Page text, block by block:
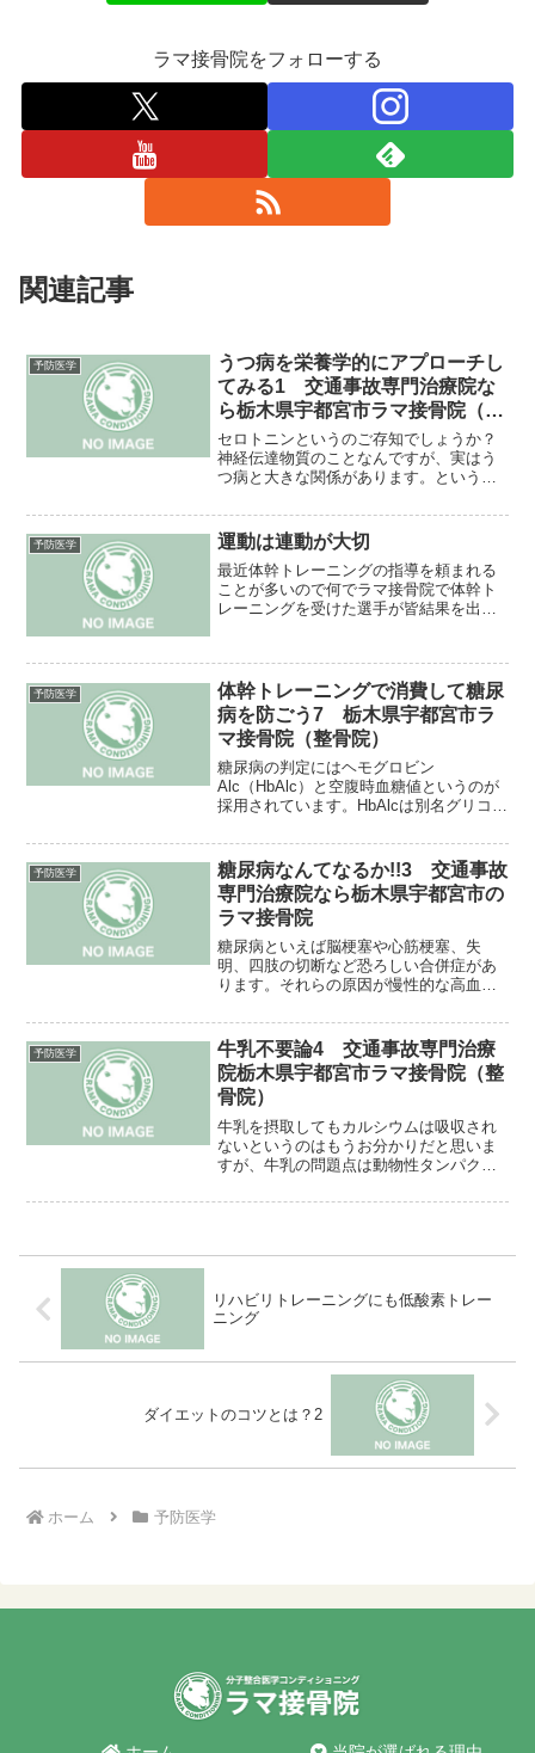
ラマ接骨院をフォローする
関連記事
予防医学
うつ病を栄養学的にアプローチし
てみる1 交通事故専門治療院な
ら栃木県宇都宮市ラマ接骨院（整
骨院）
セロトニンというのご存知でしょうか？
神経伝達物質のことなんですが、実はう
つ病と大きな関係があります。というの
す（簡単に言うと）神経伝達物質は神経
細胞から神経細胞に伝達されます。そこ
で送る側、受け取る側、分...
予防医学 運動は連動が大切
最近体幹トレーニングの指導を頼まれる
ことが多いので何でラマ接骨院で体幹ト
レーニングを受けた選手が皆結果を出し
グでは運動にはあまり役に立たないから
です。というのも運動とい...
予防医学
体幹トレーニングで消費して糖尿
病を防ごう7 栃木県宇都宮市ラ
マ接骨院（整骨院）
糖尿病の判定にはヘモグロビン
Alc（HbAlc）と空腹時血糖値というのが
採用されています。HbAlcは別名グリコヘ
糖がどのくらいついているかを調べる検
査です。今のメタボ検診ではHbAlcか空腹
時血糖のいず...
予防医学
糖尿病なんてなるか!!3 交通事故
専門治療院なら栃木県宇都宮市の
ラマ接骨院
糖尿病といえば脳梗塞や心筋梗塞、失
明、四肢の切断など恐ろしい合併症があ
ります。それらの原因が慢性的な高血糖
害、神経障害から始まり様々な病気にな
っていくわけですね。色々な説がある中
で山田先生は次のように考え...
予防医学
牛乳不要論4 交通事故専門治療
院栃木県宇都宮市ラマ接骨院（整
骨院）
牛乳を摂取してもカルシウムは吸収され
ないというのはもうお分かりだと思いま
すが、牛乳の問題点は動物性タンパクの
うことは脱灰の時でも話したように人間
リハビリトレーニングにも低酸素トレー
ニング
ダイエットのコツとは？2
ホーム 予防医学